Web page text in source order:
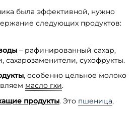
была эффективной, нужно
следующих продуктов:
– рафинированный сахар,
сахарозаменители, сухофрукты.
, особенно цельное молоко
масло гхи.
продукты. Это пшеница,